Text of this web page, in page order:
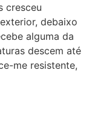
cresceu
debaixo
alguma da
descem até
me resistente,